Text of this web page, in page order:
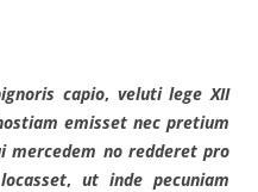
capio, veluti lege XII
emisset nec pretium
mercedem no redderet pro
, ut inde pecuniam